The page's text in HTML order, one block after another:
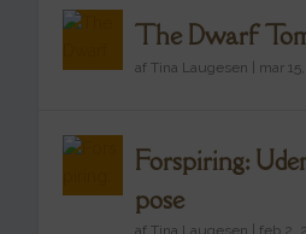
The Dwarf
af Tina Laugesen mar
Forspiring:
pose
af Tina Laugesen feb 2,